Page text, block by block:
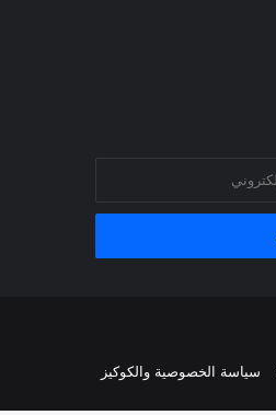
سياسة الخصوصية والكوكيز